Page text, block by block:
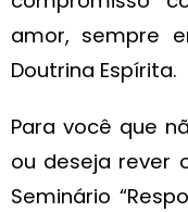
amor, sempre
Doutrina Espírita.
Para você que
ou deseja rever
Seminário